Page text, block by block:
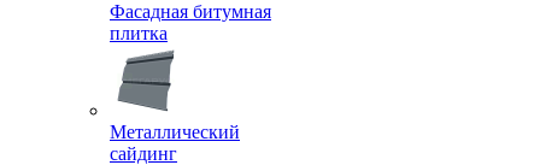
Фасадная битумная
плитка
Металлический
сайдинг